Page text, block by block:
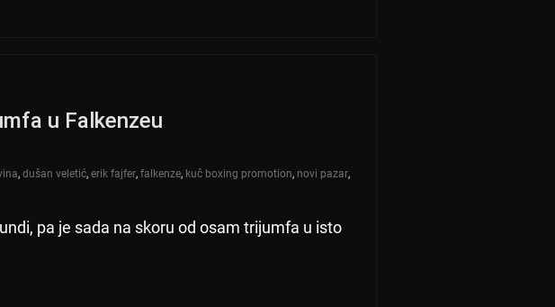
u Falkenzeu
, dušan veletić, erik fajfer, falkenze, kuč boxing promotion, novi pazar,
pa je sada na skoru od osam trijumfa u isto